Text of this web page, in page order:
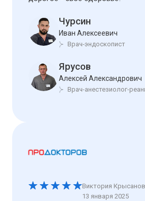
Чурсин
Иван Алексеевич
Врач-эндоскопист
Ярусов
Алексей Александрович
Врач-анестезиолог-
Виктория
13 января 2025